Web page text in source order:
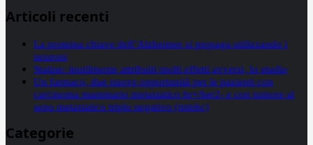
Articoli recenti
La proteina chiave dell’Alzheimer si propaga utilizzando i
neuroni
Statine: inutilmente attribuiti molti effetti avversi, lo studio
Un farmaco, due nuove opportunità per le pazienti con
carcinoma mammario metastatico hr+/her2- e con tumore al
seno metastatico triplo negativo (mtnbc)
Categorie